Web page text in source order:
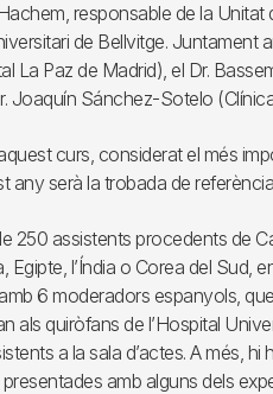
responsable de la
de Bellvitge. Juntament
La Paz de Madrid), el Dr.
Joaquín Sánchez-Sotelo
curs, considerat el més
any serà la trobada de referència
250 assistents procedents de
l’Índia o Corea del Sud,
6 moderadors espanyols,
als quiròfans de l’Hospital
a la sala d’actes. A més,
amb alguns dels